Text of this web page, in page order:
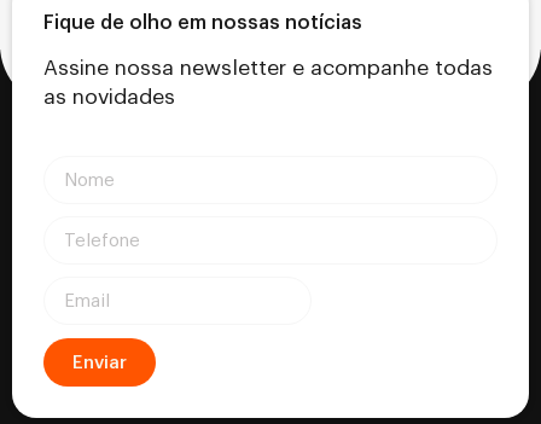
Fique de olho em nossas notícias
Assine nossa newsletter e acompanhe todas
as novidades
Enviar
Certifica - Autoridade Certificadora CNPJ: 18.530.917/0001-63